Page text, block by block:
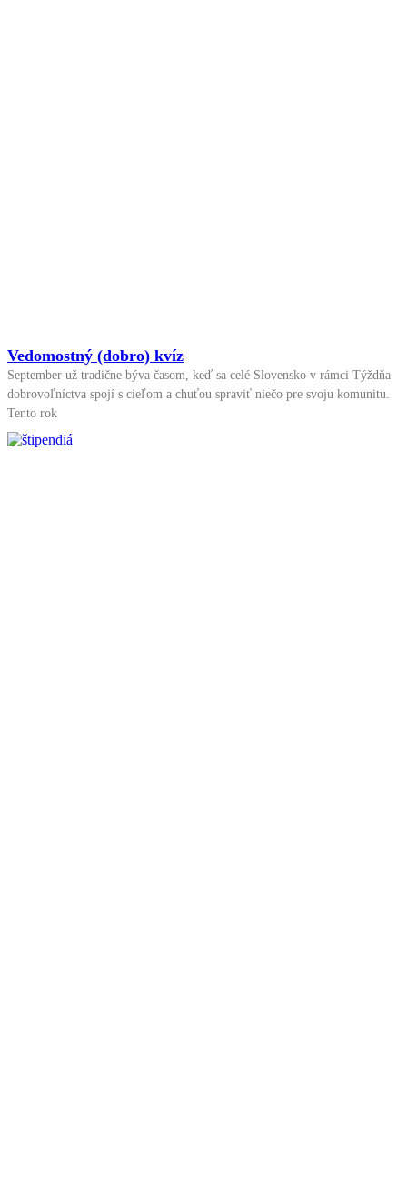
Vedomostný (dobro) kvíz
September už tradične býva časom, keď sa celé Slovensko v rámci Týždňa
dobrovoľníctva spojí s cieľom a chuťou spraviť niečo pre svoju komunitu.
Tento rok